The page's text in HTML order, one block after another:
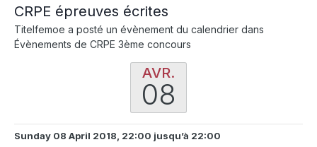
CRPE épreuves écrites
Titelfemoe a posté un évènement du calendrier dans
Évènements de CRPE 3ème concours
AVR.
08
Sunday 08 April 2018, 22:00 jusqu’à 22:00